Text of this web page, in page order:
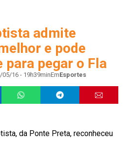
admite
e pode
para pegar o Fla
05/16 - 19h39minEmEsportes
da Ponte Preta, reconheceu